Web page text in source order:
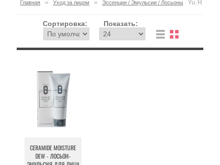
Главная » Уход за лицом » Эссенции / Эмульсии / Лосьоны Yu.R
Сортировка: Показать:
CERAMIDE MOISTURE
DEW - ЛОСЬОН-